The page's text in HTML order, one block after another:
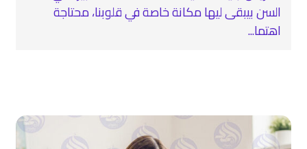
السن بيبقى ليها مكانة خاصة في قلوبنا، محتاجة
اهتما...